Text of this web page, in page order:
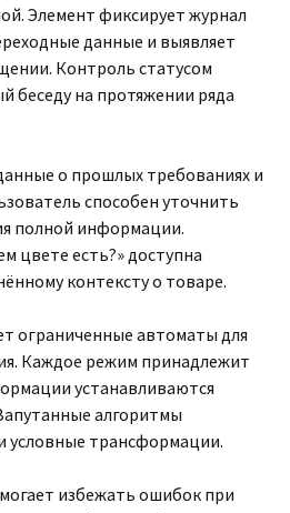
Элемент фиксирует журнал
данные и выявляет
Контроль статусом
беседу на протяжении ряда
о прошлых требованиях и
способен уточнить
полной информации.
цвете есть?» доступна
контексту о товаре.
ограниченные автоматы для
Каждое режим принадлежит
устанавливаются
алгоритмы
условные трансформации.
избежать ошибок при